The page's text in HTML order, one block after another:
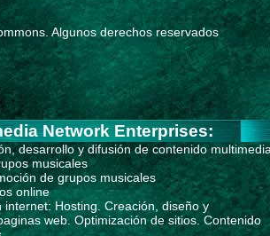
Algunos derechos reservados
Network Enterprises:
desarrollo y difusión de contenido
musicales
de grupos musicales
online
internet: Hosting. Creación, diseño y
web. Optimización de sitios. Contenido